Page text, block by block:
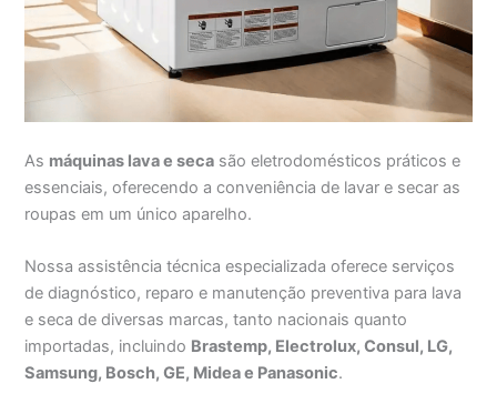
As máquinas lava e seca são eletrodomésticos práticos e
essenciais, oferecendo a conveniência de lavar e secar as
roupas em um único aparelho.
Nossa assistência técnica especializada oferece serviços
de diagnóstico, reparo e manutenção preventiva para lava
e seca de diversas marcas, tanto nacionais quanto
importadas, incluindo Brastemp, Electrolux, Consul, LG,
Samsung, Bosch, GE, Midea e Panasonic.